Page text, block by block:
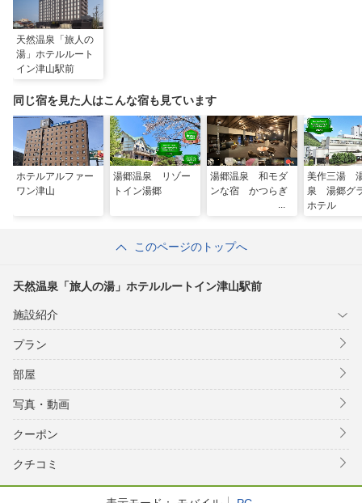
天然温泉「旅人の
湯」ホテルルート
イン津山駅前
同じ宿を見た人はこんな宿も見ています
ホテルアルファー
ワン津山
湯郷温泉 リゾー
トイン湯郷
湯郷温泉 和モダ
ンな宿 かつらぎ
美作三湯
泉 湯郷グ
ホテル
このページのトップへ
天然温泉「旅人の湯」ホテルルートイン津山駅前
施設紹介
プラン
部屋
写真・動画
クーポン
クチコミ